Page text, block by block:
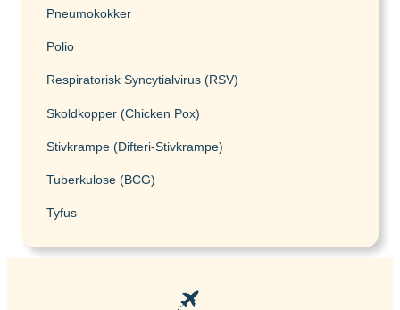
Søg og find anbefalinger
Søg efter destination
Pneumokokker
Polio
Respiratorisk Syncytialvirus (RSV)
Skoldkopper (Chicken Pox)
Stivkrampe (Difteri-Stivkrampe)
Tuberkulose (BCG)
Tyfus